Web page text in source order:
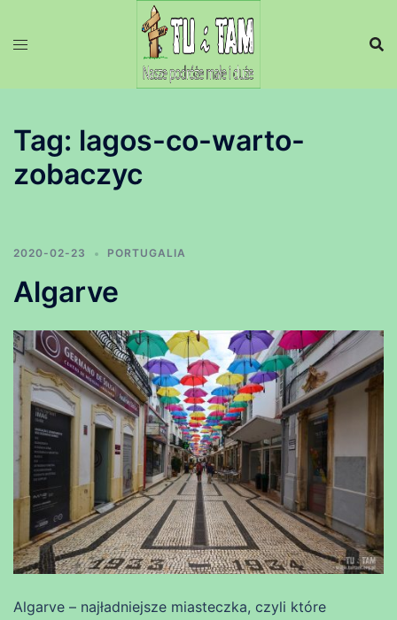
Tag: lagos-co-warto-
zobaczyc
2020-02-23 PORTUGALIA
Algarve
Algarve – najładniejsze miasteczka, czyli które